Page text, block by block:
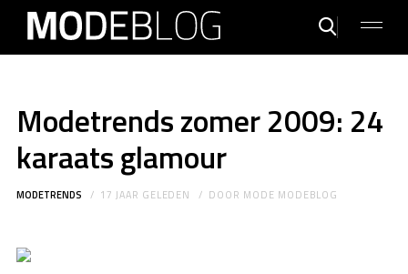
Modetrends zomer 2009: 24
karaats glamour
MODETRENDS 17 JAAR GELEDEN DOOR MODE MODEBLOG